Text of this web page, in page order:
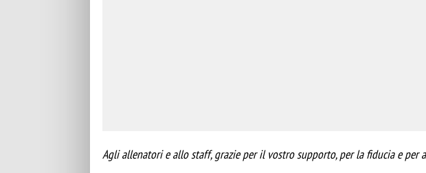
Agli allenatori e allo staff, grazie per il vostro supporto, per la fiducia e per